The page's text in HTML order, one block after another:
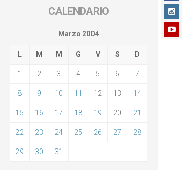
CALENDARIO
Marzo 2004
L M M G V S D
1 2 3 4 5 6 7
8 9 10 11 12 13 14
15 16 17 18 19 20 21
22 23 24 25 26 27 28
29 30 31